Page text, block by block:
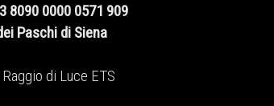
8090 0000 0571 909
Paschi di Siena
di Luce ETS